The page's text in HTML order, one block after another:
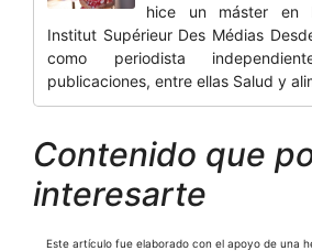
hice un máster en
Institut Supérieur Des Médias
como periodista
publicaciones, entre ellas Salud y
Contenido que
interesarte
Este artículo fue elaborado con el apoyo de una